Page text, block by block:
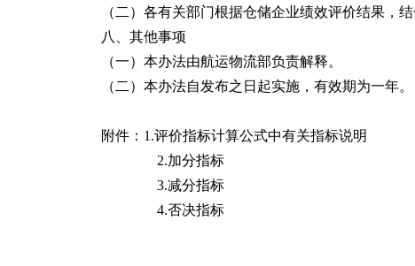
（二）各有关部门根据仓储企业绩效评价结果，结
八、其他事项
（一）本办法由航运物流部负责解释。
（二）本办法自发布之日起实施，有效期为一年。
附件：1.评价指标计算公式中有关指标说明
2.加分指标
3.减分指标
4.否决指标